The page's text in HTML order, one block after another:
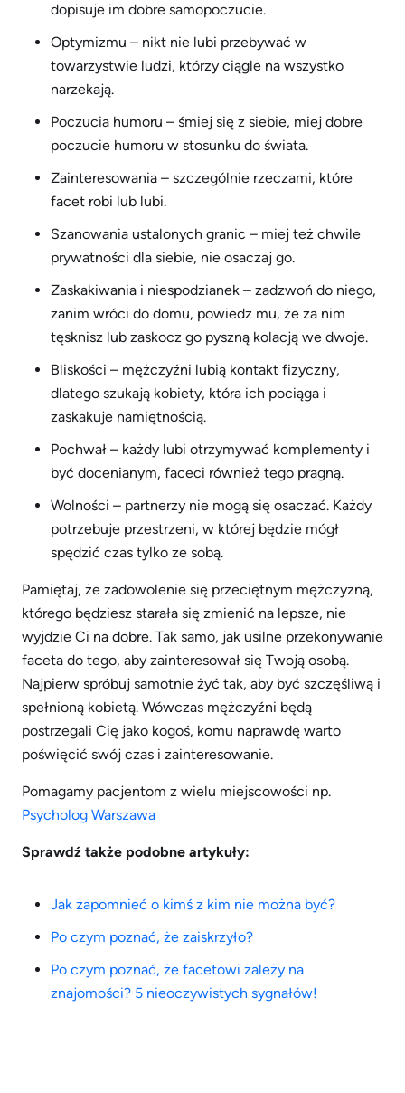
dopisuje im dobre samopoczucie.
Optymizmu – nikt nie lubi przebywać w
towarzystwie ludzi, którzy ciągle na wszystko
narzekają.
Poczucia humoru – śmiej się z siebie, miej dobre
poczucie humoru w stosunku do świata.
Zainteresowania – szczególnie rzeczami, które
facet robi lub lubi.
Szanowania ustalonych granic – miej też chwile
prywatności dla siebie, nie osaczaj go.
Zaskakiwania i niespodzianek – zadzwoń do niego,
zanim wróci do domu, powiedz mu, że za nim
tęsknisz lub zaskocz go pyszną kolacją we dwoje.
Bliskości – mężczyźni lubią kontakt fizyczny,
dlatego szukają kobiety, która ich pociąga i
zaskakuje namiętnością.
Pochwał – każdy lubi otrzymywać komplementy i
być docenianym, faceci również tego pragną.
Wolności – partnerzy nie mogą się osaczać. Każdy
potrzebuje przestrzeni, w której będzie mógł
spędzić czas tylko ze sobą.
Pamiętaj, że zadowolenie się przeciętnym mężczyzną,
którego będziesz starała się zmienić na lepsze, nie
wyjdzie Ci na dobre. Tak samo, jak usilne przekonywanie
faceta do tego, aby zainteresował się Twoją osobą.
Najpierw spróbuj samotnie żyć tak, aby być szczęśliwą i
spełnioną kobietą. Wówczas mężczyźni będą
postrzegali Cię jako kogoś, komu naprawdę warto
poświęcić swój czas i zainteresowanie.
Pomagamy pacjentom z wielu miejscowości np.
Psycholog Warszawa
Sprawdź także podobne artykuły:
Jak zapomnieć o kimś z kim nie można być?
Po czym poznać, że zaiskrzyło?
Po czym poznać, że facetowi zależy na
znajomości? 5 nieoczywistych sygnałów!